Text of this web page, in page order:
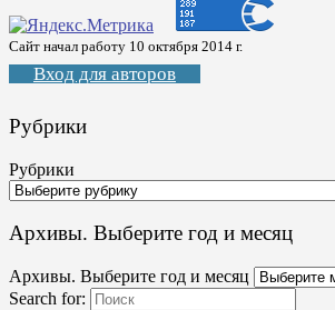
Сайт начал работу 10 октября 2014 г.
Вход для авторов
Рубрики
Рубрики
Архивы. Выберите год и месяц
Архивы. Выберите год и месяц
Search for: